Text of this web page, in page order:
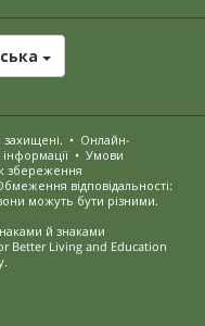
захищені. • Онлайн-
• Умови
збереження
відповідальності:
можуть бути різними.
й знаками
Better Living and Education